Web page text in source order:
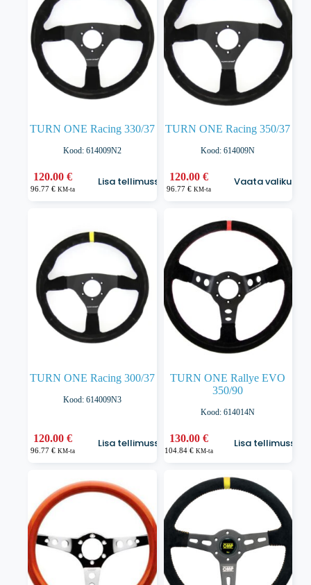
TURN ONE Racing 330/37
Kood: 614009N2
120.00€
96.77€ KM-ta
Lisa tellimusse
TURN ONE Racing 350/37
Kood: 614009N
120.00 €
96.77 € KM-ta
Vaata valikuid
Sellel
tootel
Valikuid
teha
tootelehel.
TURN ONE Racing 300/37
Kood: 614009N3
120.00€
96.77€ KM-ta
Lisa tellimusse
TURN ONE Rallye EVO
350/90
Kood: 614014N
130.00 €
104.84 € KM-ta
Lisa tellimusse